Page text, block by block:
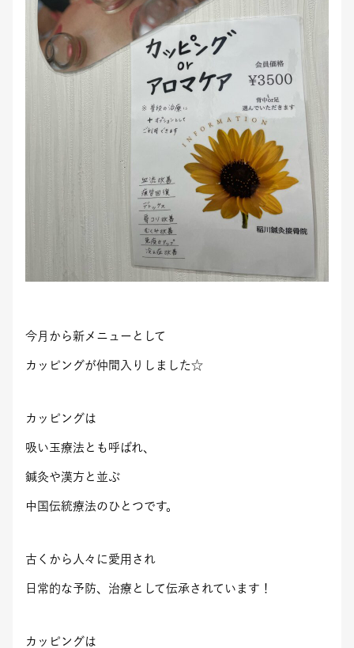
今月から新メニューとして
カッピングが仲間入りしました☆
カッピングは
吸い玉療法とも呼ばれ、
鍼灸や漢方と並ぶ
中国伝統療法のひとつです。
古くから人々に愛用され
日常的な予防、治療として伝承されています！
カッピングは